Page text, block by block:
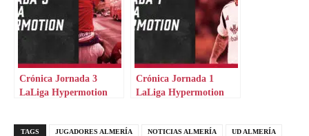
Crónica Jornada 3
LaLiga Hypermotion
Crónica Jornada 1
LaLiga Hypermotion
TAGS JUGADORES ALMERÍA NOTICIAS ALMERÍA UD ALMERÍA